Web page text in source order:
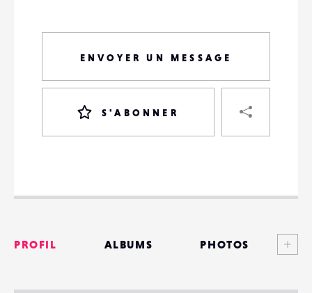
ENVOYER UN MESSAGE
S'ABONNER
DESTINATAIRE
VOTRE
VOTRE
PROFIL ALBUMS PHOTOS